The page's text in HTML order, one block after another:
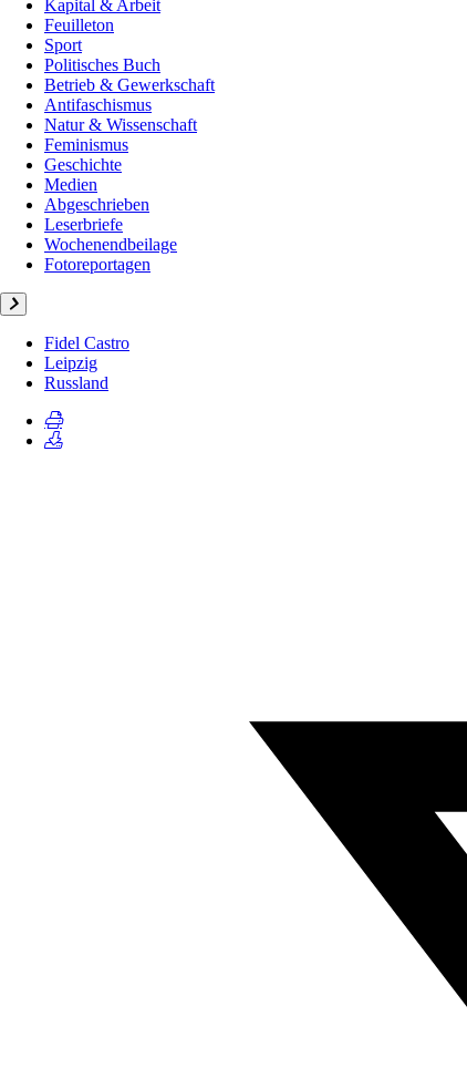
Kapital & Arbeit
Feuilleton
Sport
Politisches Buch
Betrieb & Gewerkschaft
Antifaschismus
Natur & Wissenschaft
Feminismus
Geschichte
Medien
Abgeschrieben
Leserbriefe
Wochenendbeilage
Fotoreportagen
Fidel Castro
Leipzig
Russland